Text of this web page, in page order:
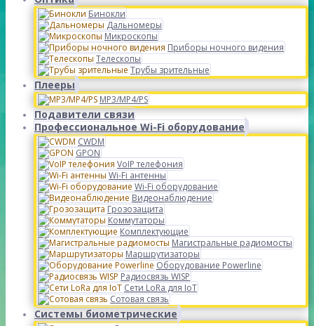
Бинокли
Дальномеры
Микроскопы
Приборы ночного видения
Телескопы
Трубы зрительные
Плееры
MP3/MP4/PS
Подавители связи
Профессиональное Wi-Fi оборудование
CWDM
GPON
VoIP телефония
Wi-Fi антенны
Wi-Fi оборудование
Видеонаблюдение
Грозозащита
Коммутаторы
Комплектующие
Магистральные радиомосты
Маршрутизаторы
Оборудование Powerline
Радиосвязь WISP
Сети LoRa для IoT
Сотовая связь
Системы биометрические